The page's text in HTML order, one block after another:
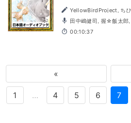
YellowBirdProject, ちひ
田中嶋健司, 握☆飯太郎
00:10:37
«
1 … 4 5 6 7